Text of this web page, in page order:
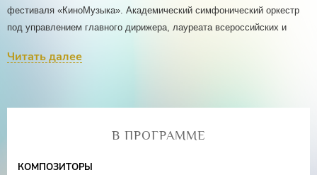
фестиваля «КиноМузыка». Академический симфонический оркестр
под управлением главного дирижера, лауреата всероссийских и
саундтреки кинематографа – «Звездные войны», «Гарри Поттер»,
участвовать в инаугурации выставки живописи известного испанского
художника Карлоса Пардо Гомеса «Форма и цвет». Мастер не просто
Читать далее
В ПРОГРАММЕ
КОМПОЗИТОРЫ